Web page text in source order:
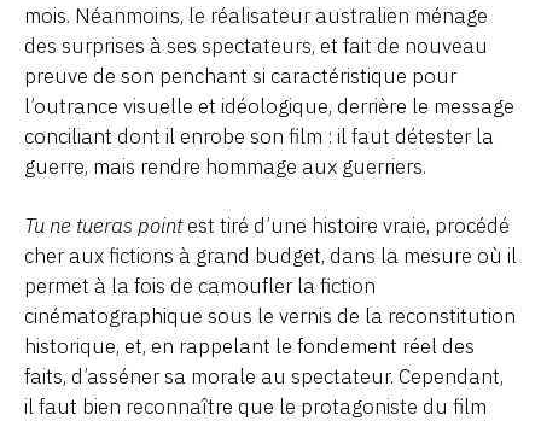
mois. Néanmoins, le réalisateur australien ménage
des surprises à ses spectateurs, et fait de nouveau
preuve de son penchant si caractéristique pour
l’outrance visuelle et idéologique, derrière le message
conciliant dont il enrobe son film : il faut détester la
guerre, mais rendre hommage aux guerriers.
Tu ne tueras pointest tiré d’une histoire vraie, procédé
cher aux fictions à grand budget, dans la mesure où il
permet à la fois de camoufler la fiction
cinématographique sous le vernis de la reconstitution
historique, et, en rappelant le fondement réel des
faits, d’asséner sa morale au spectateur. Cependant,
il faut bien reconnaître que le protagoniste du film